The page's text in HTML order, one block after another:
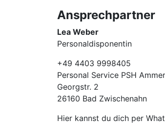
Ansprechpartner
Lea Weber
Personaldisponentin
+49 4403 9998405
Personal Service PSH
Georgstr. 2
26160 Bad Zwischenahn
Hier kannst du dich per